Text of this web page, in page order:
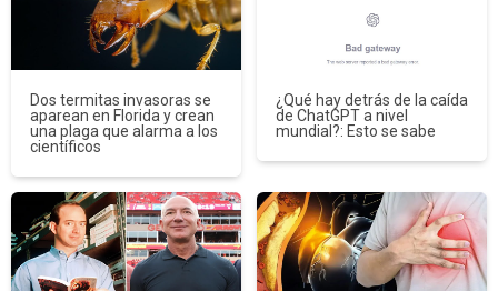
Dos termitas invasoras se
aparean en Florida y crean
una plaga que alarma a los
científicos
¿Qué hay detrás de la caída
de ChatGPT a nivel
mundial?: Esto se sabe